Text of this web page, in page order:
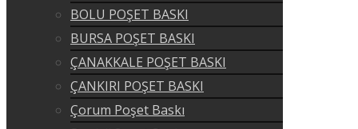
BOLU POŞET BASKI
BURSA POŞET BASKI
ÇANAKKALE POŞET BASKI
ÇANKIRI POŞET BASKI
Çorum Poşet Baskı